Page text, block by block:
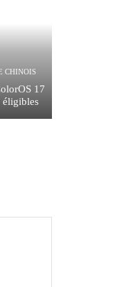
CHINOIS
17
éligibles